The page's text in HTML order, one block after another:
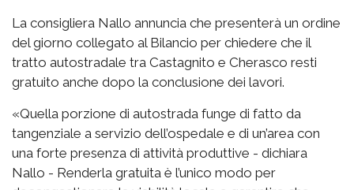
La consigliera Nallo annuncia che presenterà un ordine
del giorno collegato al Bilancio per chiedere che il
tratto autostradale tra Castagnito e Cherasco resti
gratuito anche dopo la conclusione dei lavori.
«Quella porzione di autostrada funge di fatto da
tangenziale a servizio dell’ospedale e di un’area con
una forte presenza di attività produttive - dichiara
Nallo - Renderla gratuita è l’unico modo per